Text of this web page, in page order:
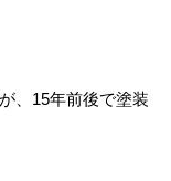
、15年前後で塗装